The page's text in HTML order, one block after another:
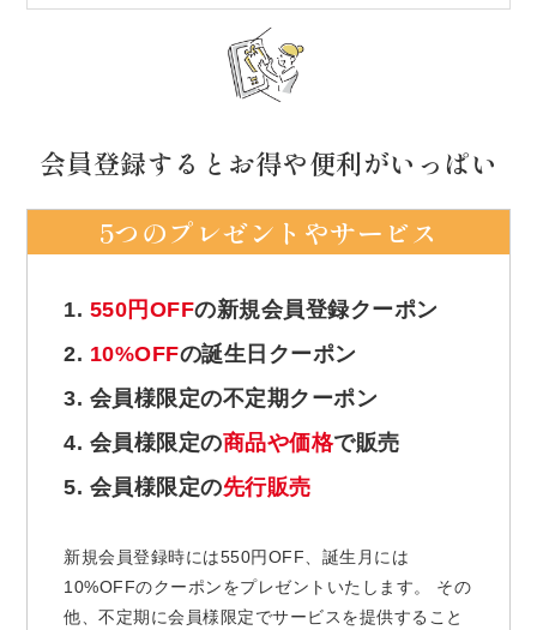
会員登録するとお得や便利がいっぱい
5つのプレゼントやサービス
1. 550円OFFの新規会員登録クーポン
2. 10%OFFの誕生日クーポン
3. 会員様限定の不定期クーポン
4. 会員様限定の商品や価格で販売
5. 会員様限定の先行販売
新規会員登録時には550円OFF、誕生月には
10%OFFのクーポンをプレゼントいたします。 その
他、不定期に会員様限定でサービスを提供すること